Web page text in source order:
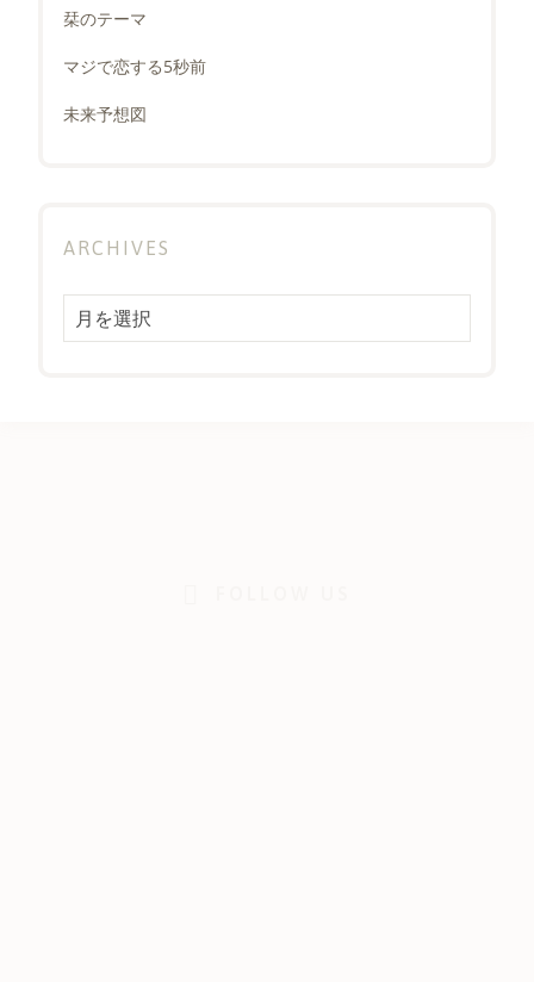
栞のテーマ
マジで恋する5秒前
未来予想図
ARCHIVES
Archives